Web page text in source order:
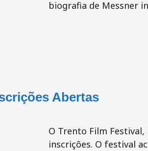
biografia de Messner
Abertas
O Trento Film
inscrições. O festival